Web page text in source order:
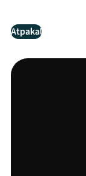
Atpakaļ